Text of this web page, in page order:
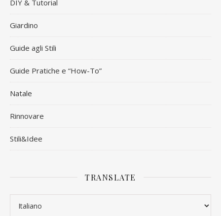
DIY & Tutorial
Giardino
Guide agli Stili
Guide Pratiche e “How-To”
Natale
Rinnovare
Stili&Idee
TRANSLATE